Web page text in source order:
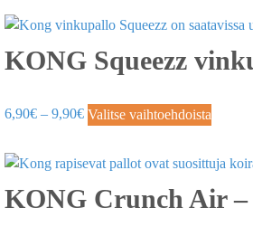
KONG Squeezz
6,90€ – 9,90€ Valitse vaihtoehdoista
KONG Crunch Air